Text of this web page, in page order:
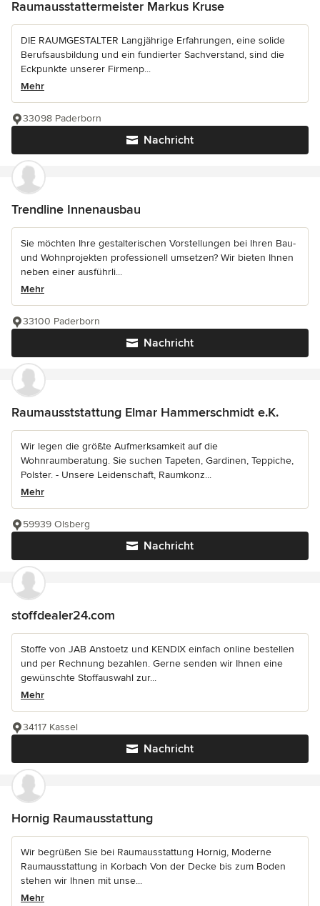
Raumausstattermeister Markus Kruse
DIE RAUMGESTALTER Langjährige Erfahrungen, eine solide
Berufsausbildung und ein fundierter Sachverstand, sind die
Eckpunkte unserer Firmenp...
Mehr
Nachricht
33098 Paderborn
Trendline Innenausbau
Sie möchten Ihre gestalterischen Vorstellungen bei Ihren Bau-
und Wohnprojekten professionell umsetzen? Wir bieten Ihnen
neben einer ausführli...
Mehr
Nachricht
33100 Paderborn
Raumausststattung Elmar Hammerschmidt e.K.
Wir legen die größte Aufmerksamkeit auf die
Wohnraumberatung. Sie suchen Tapeten, Gardinen, Teppiche,
Polster. - Unsere Leidenschaft, Raumkonz...
Mehr
Nachricht
59939 Olsberg
stoffdealer24.com
Stoffe von JAB Anstoetz und KENDIX einfach online bestellen
und per Rechnung bezahlen. Gerne senden wir Ihnen eine
gewünschte Stoffauswahl zur...
Mehr
Nachricht
34117 Kassel
Hornig Raumausstattung
Wir begrüßen Sie bei Raumausstattung Hornig, Moderne
Raumausstattung in Korbach Von der Decke bis zum Boden
stehen wir Ihnen mit unse...
Mehr